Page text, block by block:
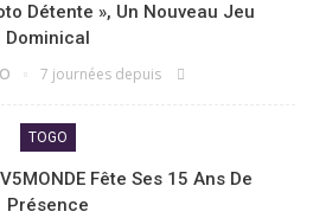
Détente », Un Nouveau Jeu
Dominical
7 journées depuis
TOGO
Fête Ses 15 Ans De
Présence